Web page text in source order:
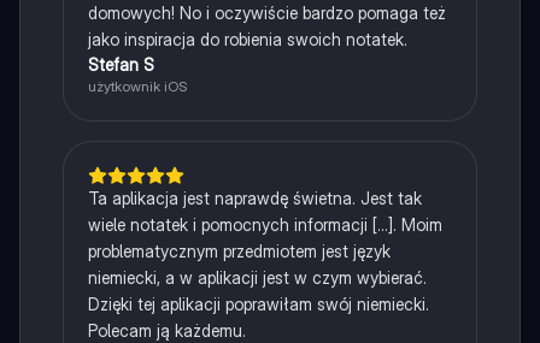
domowych! No i oczywiście bardzo pomaga też
jako inspiracja do robienia swoich notatek.
Stefan S
użytkownik iOS
Ta aplikacja jest naprawdę świetna. Jest tak
wiele notatek i pomocnych informacji [...]. Moim
problematycznym przedmiotem jest język
niemiecki, a w aplikacji jest w czym wybierać.
Dzięki tej aplikacji poprawiłam swój niemiecki.
Polecam ją każdemu.